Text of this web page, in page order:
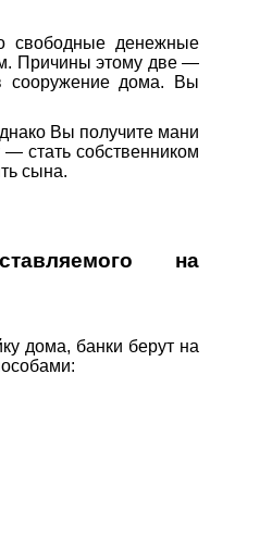
свободные денежные
Причины этому две —
сооружение дома. Вы
Вы получите мани
стать собственником
сына.
на
дома, банки берут на